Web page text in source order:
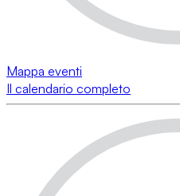
Mappa eventi
Il calendario completo